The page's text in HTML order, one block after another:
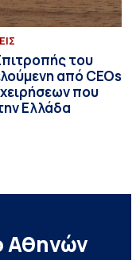
του
από CEOs
που
Ελλάδα
Αθηνών